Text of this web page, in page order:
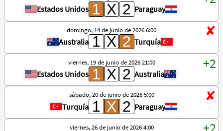
Estados Unidos Paraguay
domingo, 14 de junio de 2026 6:00
Australia Turquía
viernes, 19 de junio de 2026 21:00
Estados Unidos Australia
sábado, 20 de junio de 2026 5:00
Turquía Paraguay
viernes, 26 de junio de 2026 4:00